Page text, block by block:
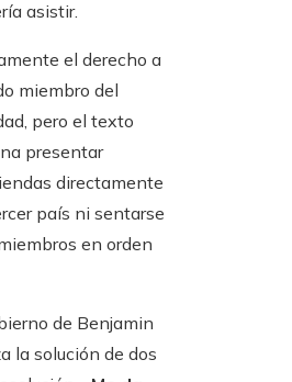
asistir.
el derecho a
miembro del
pero el texto
presentar
directamente
país ni sentarse
en orden
de Benjamin
la solución de dos